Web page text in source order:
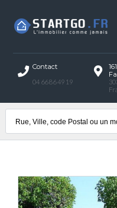
Contact
04 66 86 49 19